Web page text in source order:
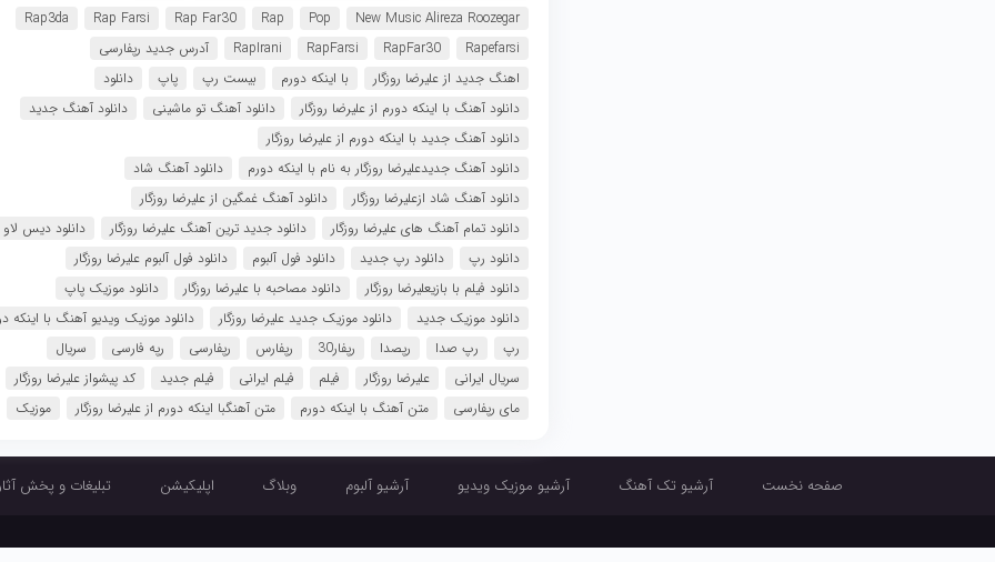
New Music Alireza Roozegar
Pop
Rap
Rap Far30
Rap Farsi
Rap3da
Rapefarsi
RapFar30
RapFarsi
RapIrani
آدرس جدید رپفارسی
اهنگ جدید از علیرضا روزگار
با اینکه دورم بیست رپ پاپ
دانلود
دانلود آهنگ با اینکه دورم از علیرضا روزگار
دانلود آهنگ تو ماشینی
دانلود آهنگ جدید
دانلود آهنگ جدید با اینکه دورم از علیرضا روزگار
دانلود آهنگ جدیدعلیرضا روزگار به نام با اینکه دورم
دانلود آهنگ شاد
دانلود آهنگ شاد ازعلیرضا روزگار
دانلود آهنگ غمگین از علیرضا روزگار
دانلود تمام آهنگ های علیرضا روزگار
دانلود جدید ترین آهنگ علیرضا روزگار
دانلود دیس لاو
دانلود رپ
دانلود رپ جدید دانلود فول آلبوم
دانلود فول آلبوم علیرضا روزگار
دانلود فیلم با بازیعلیرضا روزگار
دانلود مصاحبه با علیرضا روزگار
دانلود موزیک پاپ
دانلود موزیک جدید
دانلود موزیک جدید علیرضا روزگار
دانلود موزیک ویدیو آهنگ با اینکه
رپ
رپ صدا رپصدا رپفار30 رپفارس رپفارسی رپه فارسی
سریال
سریال ایرانی
علیرضا روزگار فیلم فیلم ایرانی فیلم جدید
کد پیشواز علیرضا روزگار
مای رپفارسی
متن آهنگ با اینکه دورم متن آهنگبا اینکه دورم از علیرضا روزگار موزیک
صفحه نخست آرشیو تک آهنگ آرشیو موزیک ویدیو آرشیو آلبوم وبلاگ اپلیکیشن تبلیغات و پخش